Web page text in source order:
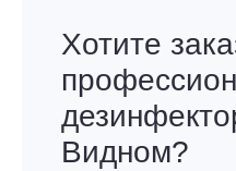
Хотите
Видном?